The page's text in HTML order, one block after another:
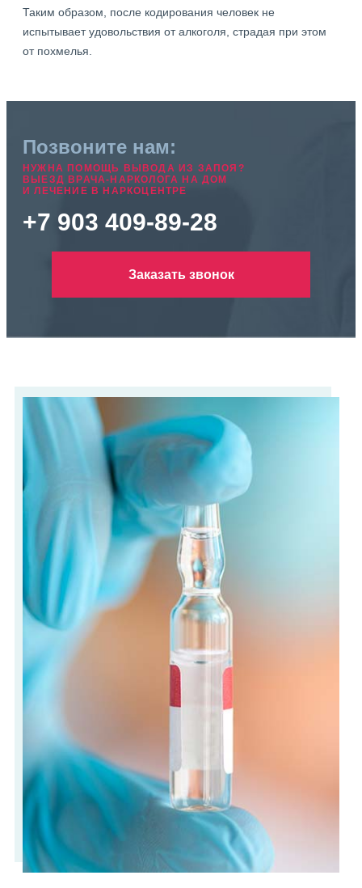
Таким образом, после кодирования человек не
испытывает удовольствия от алкоголя, страдая при этом
от похмелья.
Позвоните нам:
НУЖНА ПОМОЩЬ ВЫВОДА ИЗ ЗАПОЯ?
ВЫЕЗД ВРАЧА-НАРКОЛОГА НА ДОМ
И ЛЕЧЕНИЕ В НАРКОЦЕНТРЕ
+7 903 409-89-28
Заказать звонок